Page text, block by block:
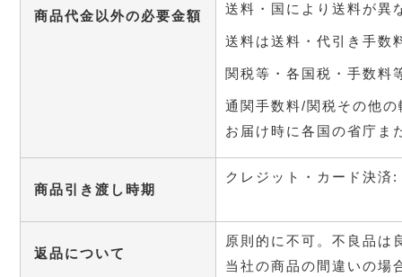
商品代金以外の必要金額
送料・国により送料が異
送料は送料・代引き手数
関税等・各国税・手数料
通関手数料/関税その他
お届け時に各国の省庁ま
商品引き渡し時期
クレジット・カード決済
返品について
原則的に不可。不良品は
当社の商品の間違いの場